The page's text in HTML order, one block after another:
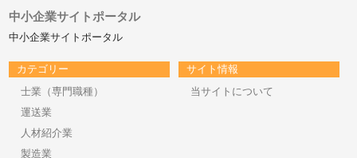
中小企業サイトポータル
中小企業サイトポータル
カテゴリー
士業（専門職種）
運送業
人材紹介業
製造業
サイト情報
当サイトについて